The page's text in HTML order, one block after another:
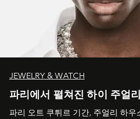
JEWELRY & WATCH
파리에서 펼쳐진 하이 주얼
파리 오트 쿠튀르 기간, 주얼리 하우